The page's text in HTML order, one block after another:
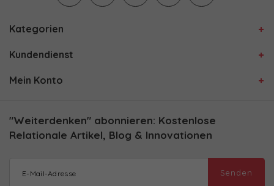
Kategorien
Kundendienst
Mein Konto
"Weiterdenken" abonnieren: Kostenlose
Relationale Artikel, Blog & Innovationen
Senden